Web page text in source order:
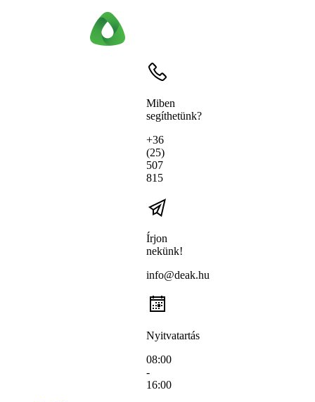
Miben
segíthetünk?
+36
(25)
507
815
Írjon
nekünk!
info@deak.hu
Nyitvatartás
08:00
-
16:00